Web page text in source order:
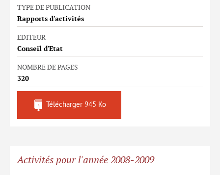
TYPE DE PUBLICATION
Rapports d'activités
EDITEUR
Conseil d'Etat
NOMBRE DE PAGES
320
Télécharger 945 Ko
Activités pour l'année 2008-2009